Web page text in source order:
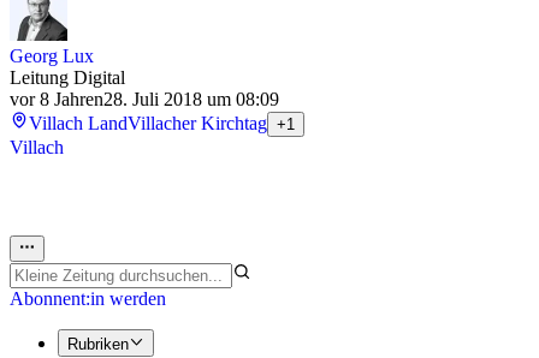
Georg Lux
Leitung Digital
vor 8 Jahren28. Juli 2018 um 08:09
Villach LandVillacher Kirchtag +1
Villach
Abonnent:in werden
Rubriken